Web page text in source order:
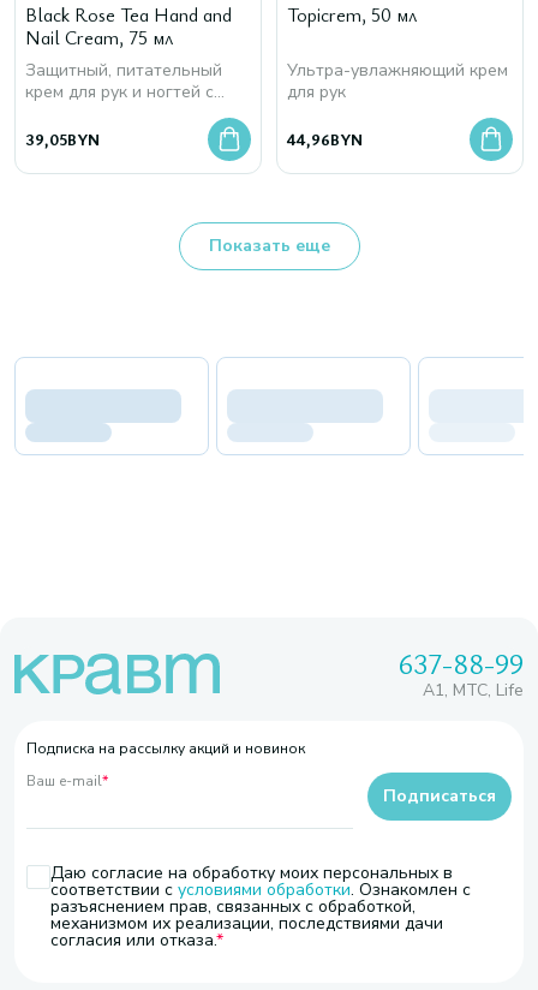
Black Rose Tea Hand and
Nail Cream, 75 мл
Защитный, питательный
крем для рук и ногтей с
маслом ши и экстрактом
роз
39,05BYN
Topicrem, 50 мл
Ультра-увлажняющий крем
для рук
44,96BYN
Показать еще
637-88-99
A1, МТС, Life
Подписка на рассылку акций и новинок
Ваш e-mail*
Даю согласие на обработку моих персональных в
соответствии с условиями обработки. Ознакомлен с
разъяснением прав, связанных с обработкой,
механизмом их реализации, последствиями дачи
согласия или отказа.
Подписаться